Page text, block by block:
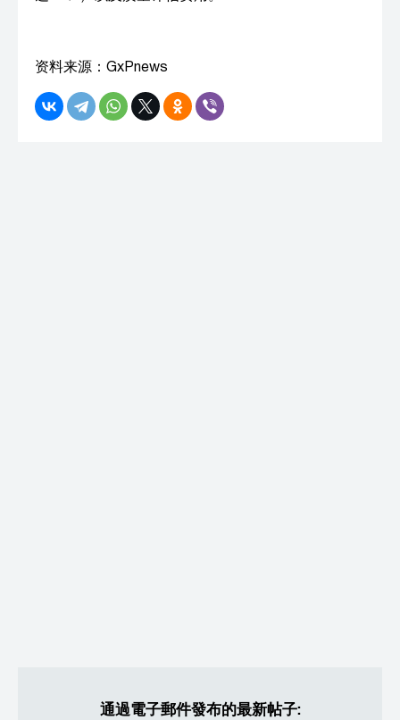
资料来源：GxPnews
通過電子郵件發布的最新帖子: